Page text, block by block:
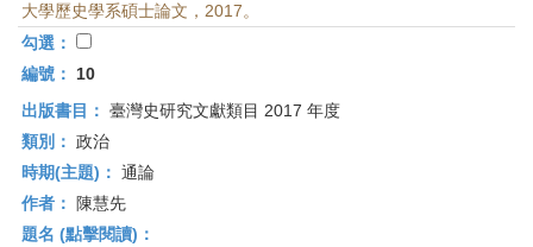
大學歷史學系碩士論文，2017。
勾選：
編號：
10
出版書目： 臺灣史研究文獻類目 2017 年度
類別： 政治
時期(主題)： 通論
作者：
陳慧先
題名 (點擊閱讀)：